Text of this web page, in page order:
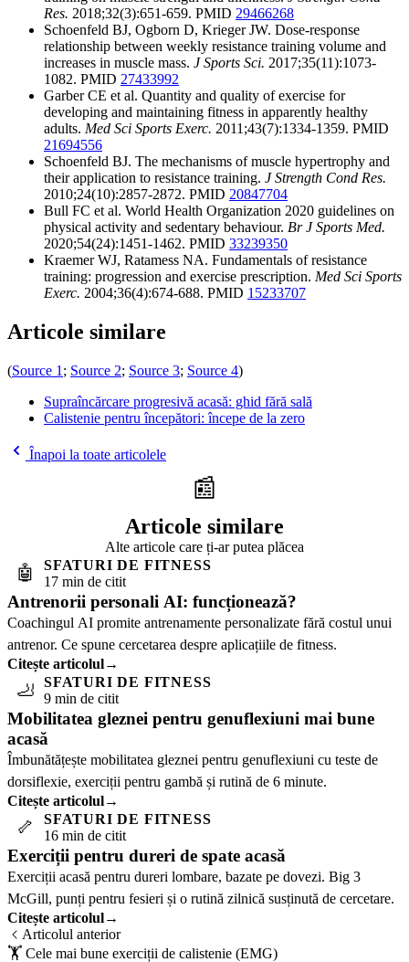
Res. 2018;32(3):651-659. PMID 29466268
Schoenfeld BJ, Ogborn D, Krieger JW. Dose-response
relationship between weekly resistance training volume and
increases in muscle mass. J Sports Sci. 2017;35(11):1073-
1082. PMID 27433992
Garber CE et al. Quantity and quality of exercise for
developing and maintaining fitness in apparently healthy
adults. Med Sci Sports Exerc. 2011;43(7):1334-1359. PMID
21694556
Schoenfeld BJ. The mechanisms of muscle hypertrophy and
their application to resistance training. J Strength Cond Res.
2010;24(10):2857-2872. PMID 20847704
Bull FC et al. World Health Organization 2020 guidelines on
physical activity and sedentary behaviour. Br J Sports Med.
2020;54(24):1451-1462. PMID 33239350
Kraemer WJ, Ratamess NA. Fundamentals of resistance
training: progression and exercise prescription. Med Sci Sports
Exerc. 2004;36(4):674-688. PMID 15233707
Articole similare
(Source 1 ; Source 2; Source 3; Source 4)
Supraîncărcare progresivă acasă: ghid fără sală
Calistenie pentru începători: începe de la zero
Înapoi la toate articolele
📰
Articole similare
Alte articole care ți-ar putea plăcea
🤖
SFATURI DE FITNESS
17 min de citit
Antrenorii personali AI: funcționează?
Coachingul AI promite antrenamente personalizate fără costul unui
antrenor. Ce spune cercetarea despre aplicațiile de fitness.
Citește articolul→
🦶
SFATURI DE FITNESS
9 min de citit
Mobilitatea gleznei pentru genuflexiuni mai bune
acasă
Îmbunătățește mobilitatea gleznei pentru genuflexiuni cu teste de
dorsiflexie, exerciții pentru gambă și rutină de 6 minute.
Citește articolul→
🦴
SFATURI DE FITNESS
16 min de citit
Exerciții pentru dureri de spate acasă
Exerciții acasă pentru dureri lombare, bazate pe dovezi. Big 3
McGill, punți pentru fesieri și o rutină zilnică susținută de cercetare.
Citește articolul→
Articolul anterior
🏋️ Cele mai bune exerciții de calistenie (EMG)